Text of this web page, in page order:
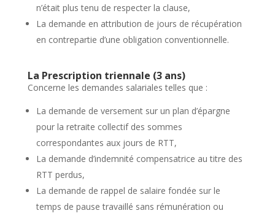
n’était plus tenu de respecter la clause,
La demande en attribution de jours de récupération
en contrepartie d’une obligation conventionnelle.
La Prescription triennale (3 ans)
Concerne les demandes salariales telles que :
La demande de versement sur un plan d’épargne
pour la retraite collectif des sommes
correspondantes aux jours de RTT,
La demande d’indemnité compensatrice au titre des
RTT perdus,
La demande de rappel de salaire fondée sur le
temps de pause travaillé sans rémunération ou